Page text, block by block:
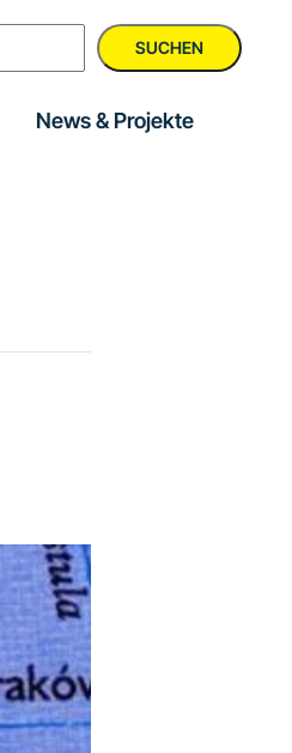
SUCHEN
News & Projekte